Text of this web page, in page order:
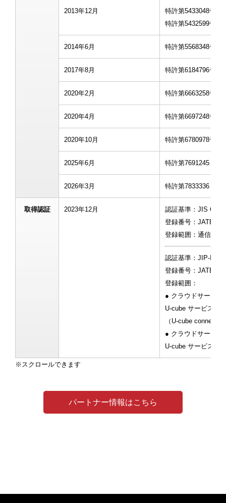
2013年12月
特許第5433048号：
特許第5432599号：
2014年6月 特許第5568348号：
2017年8月 特許第6184796号：
2020年2月 特許第6663258号：
2020年4月 特許第6697248号：
2020年10月 特許第6780978号：
2025年6月 特許第7691245：パ
2026年3月 特許第7833336：通
取得認証 2023年12月
認証基準：JIS Q
登録番号：JATE-
登録範囲：通信ネ
認証基準：JIP-
登録番号：JATE-
登録範囲：
● クラウドサービス
U-cube サービス
（U-cube connect
● クラウドサービス
U-cube サービスの
パートナー情報はこちら